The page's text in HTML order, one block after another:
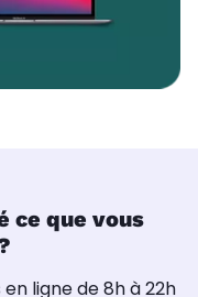
ligne de 8h à 22h